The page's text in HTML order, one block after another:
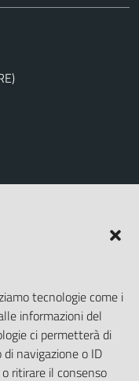
tecnologie come i
informazioni del
ci permetterà di
navigazione o ID
ritirare il consenso